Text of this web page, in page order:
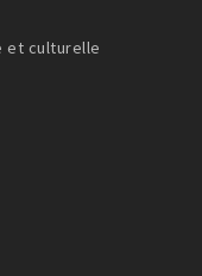
et culturelle